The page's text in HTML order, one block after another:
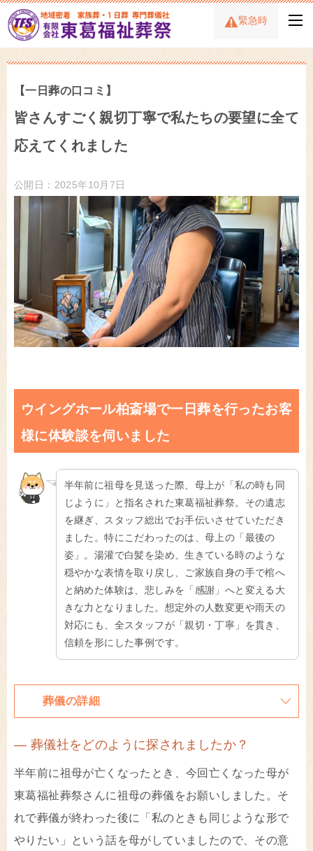
緊急時
【一日葬の口コミ】
皆さんすごく親切丁寧で私たちの要望に全て
応えてくれました
公開日：2025年10月7日
ウイングホール柏斎場で一日葬を行ったお客
様に体験談を伺いました
半年前に祖母を見送った際、母上が「私の時も同
じように」と指名された東葛福祉葬祭。その遺志
を継ぎ、スタッフ総出でお手伝いさせていただき
ました。特にこだわったのは、母上の「最後の
姿」。湯灌で白髪を染め、生きている時のような
穏やかな表情を取り戻し、ご家族自身の手で棺へ
と納めた体験は、悲しみを「感謝」へと変える大
きな力となりました。想定外の人数変更や雨天の
対応にも、全スタッフが「親切・丁寧」を貫き、
信頼を形にした事例です。
葬儀の詳細
― 葬儀社をどのように探されましたか？
半年前に祖母が亡くなったとき、今回亡くなった母が
東葛福祉葬祭さんに祖母の葬儀をお願いしました。そ
れで葬儀が終わった後に「私のときも同じような形で
やりたい」という話を母がしていましたので、その意